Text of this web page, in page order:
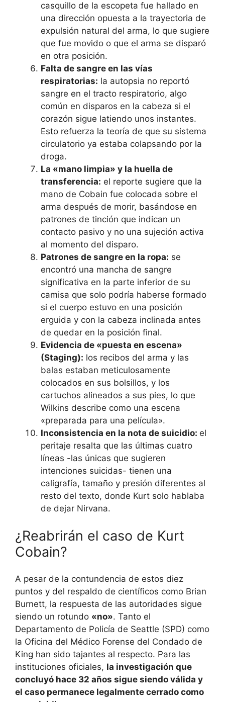
casquillo de la escopeta fue hallado en
una dirección opuesta a la trayectoria de
expulsión natural del arma, lo que sugiere
que fue movido o que el arma se disparó
en otra posición.
Falta de sangre en las vías
respiratorias: la autopsia no reportó
sangre en el tracto respiratorio, algo
común en disparos en la cabeza si el
corazón sigue latiendo unos instantes.
Esto refuerza la teoría de que su sistema
circulatorio ya estaba colapsando por la
droga.
La «mano limpia» y la huella de
transferencia: el reporte sugiere que la
mano de Cobain fue colocada sobre el
arma después de morir, basándose en
patrones de tinción que indican un
contacto pasivo y no una sujeción activa
al momento del disparo.
Patrones de sangre en la ropa: se
encontró una mancha de sangre
significativa en la parte inferior de su
camisa que solo podría haberse formado
si el cuerpo estuvo en una posición
erguida y con la cabeza inclinada antes
de quedar en la posición final.
Evidencia de «puesta en escena»
(Staging): los recibos del arma y las
balas estaban meticulosamente
colocados en sus bolsillos, y los
cartuchos alineados a sus pies, lo que
Wilkins describe como una escena
«preparada para una película».
Inconsistencia en la nota de suicidio: el
peritaje resalta que las últimas cuatro
líneas -las únicas que sugieren
intenciones suicidas- tienen una
caligrafía, tamaño y presión diferentes al
resto del texto, donde Kurt solo hablaba
de dejar Nirvana.
¿Reabrirán el caso de Kurt
Cobain?
A pesar de la contundencia de estos diez
puntos y del respaldo de científicos como Brian
Burnett, la respuesta de las autoridades sigue
siendo un rotundo «no». Tanto el
Departamento de Policía de Seattle (SPD) como
la Oficina del Médico Forense del Condado de
King han sido tajantes al respecto. Para las
instituciones oficiales, la investigación que
concluyó hace 32 años sigue siendo válida y
el caso permanece legalmente cerrado como